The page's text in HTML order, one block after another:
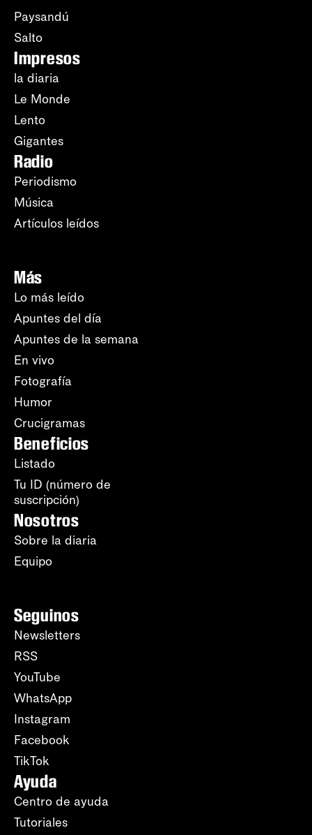
Paysandú
Salto
Impresos
la diaria
Le Monde
Lento
Gigantes
Radio
Periodismo
Música
Artículos leídos
Más
Lo más leído
Apuntes del día
Apuntes de la semana
En vivo
Fotografía
Humor
Crucigramas
Beneficios
Listado
Tu ID (número de
suscripción)
Nosotros
Sobre la diaria
Equipo
Seguinos
Newsletters
RSS
YouTube
WhatsApp
Instagram
Facebook
TikTok
Ayuda
Centro de ayuda
Tutoriales